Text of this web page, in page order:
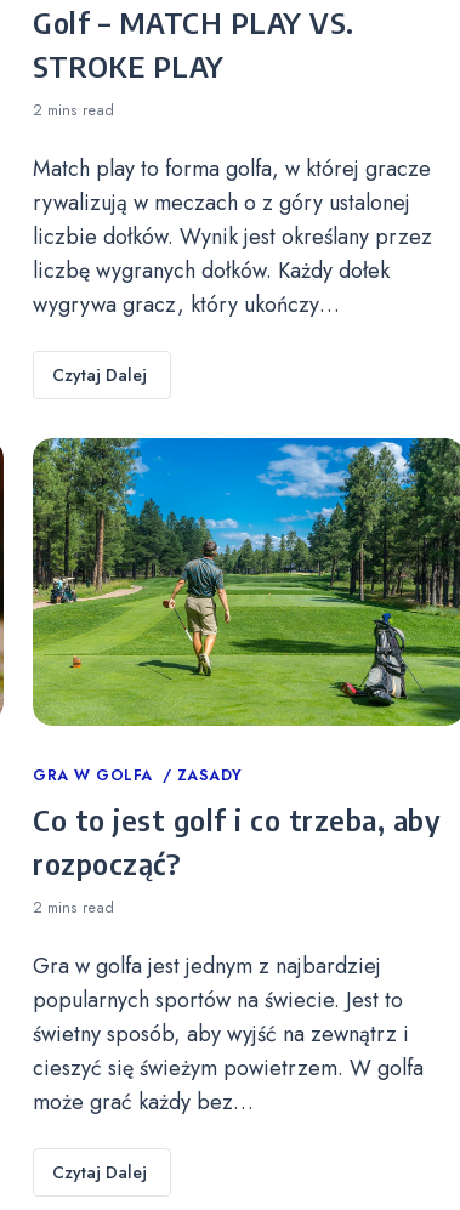
Golf – MATCH PLAY VS.
STROKE PLAY
2 mins read
Match play to forma golfa, w której gracze
rywalizują w meczach o z góry ustalonej
liczbie dołków. Wynik jest określany przez
liczbę wygranych dołków. Każdy dołek
wygrywa gracz, który ukończy…
Czytaj Dalej
Categories
GRA W GOLFA ZASADY
Co to jest golf i co trzeba, aby
rozpocząć?
2 mins read
Gra w golfa jest jednym z najbardziej
popularnych sportów na świecie. Jest to
świetny sposób, aby wyjść na zewnątrz i
cieszyć się świeżym powietrzem. W golfa
może grać każdy bez…
Czytaj Dalej